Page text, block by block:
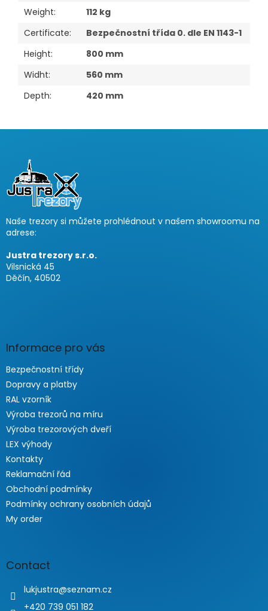
Weight:
112 kg
Certificate:
Bezpečnostní třída 0. dle EN 1143-1
Height:
800 mm
Widht:
560 mm
Depth: 420 mm
Naše trezory si můžete prohlédnout v našem showroomu na
adrese:
Justra trezory s.r.o.
Vilsnická 45
Děčín, 40502
Informace pro vás
Bezpečnostní třídy
Dopravy a platby
RAL vzorník
Výroba trezorů na míru
Výroba trezorových dveří
LEX výhody
Kontakty
Reklamační řád
Obchodní podmínky
Podmínky ochrany osobních údajů
My order
Contact
lukjustra@seznam.cz
+420 739 051 182